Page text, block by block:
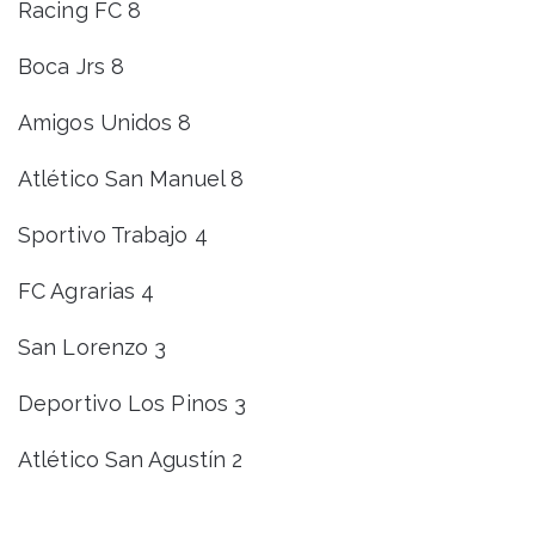
Racing FC 8
Boca Jrs 8
Amigos Unidos 8
Atlético San Manuel 8
Sportivo Trabajo 4
FC Agrarias 4
San Lorenzo 3
Deportivo Los Pinos 3
Atlético San Agustín 2